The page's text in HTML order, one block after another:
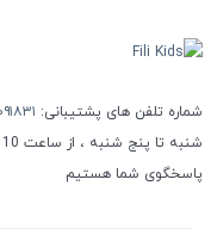
شماره تلفن های پشتیبانی:
پاسخگوی شما هستیم